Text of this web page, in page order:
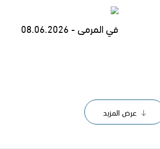
في المرمى - 08.06.2026
عرض المزيد